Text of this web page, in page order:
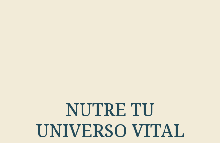
NUTRE TU
UNIVERSO VITAL